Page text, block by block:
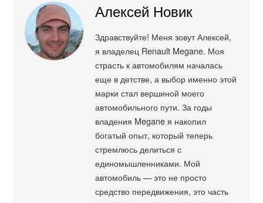
Алексей Новик
Здравствуйте! Меня зовут Алексей,
я владелец Renault Megane. Моя
страсть к автомобилям началась
еще в детстве, а выбор именно этой
марки стал вершиной моего
автомобильного пути. За годы
владения Megane я накопил
богатый опыт, который теперь
стремлюсь делиться с
единомышленниками. Мой
автомобиль — это не просто
средство передвижения, это часть